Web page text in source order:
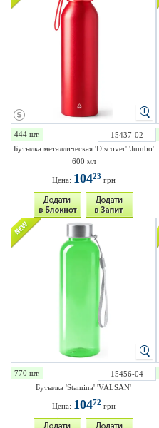
444 шт.
15437-02
Бутылка металлическая 'Discover' 'Jumbo'
600 мл
Цена: 10423 грн
770 шт.
15456-04
Бутылка 'Stamina' 'VALSAN'
Цена: 10472 грн